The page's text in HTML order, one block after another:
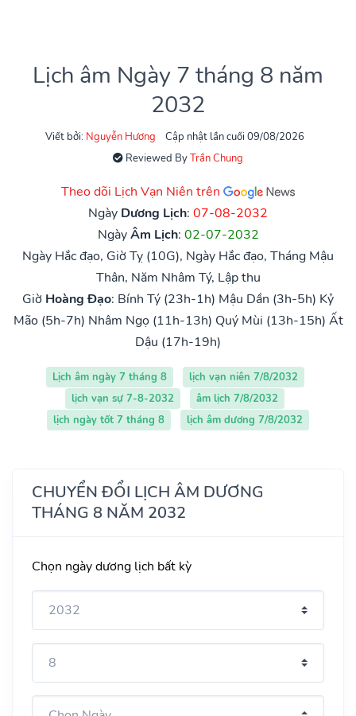
Lịch âm Ngày 7 tháng 8 năm
2032
Viết bởi: Nguyễn Hương
Cập nhật lần cuối 09/08/2026
Reviewed ByTrần Chung
Theo dõi Lịch Vạn Niên trên
Ngày Dương Lịch: 07-08-2032
NgàyÂm Lịch: 02-07-2032
Ngày Hắc đạo, Giờ Tỵ (10G), Ngày Hắc đạo, Tháng Mậu
Thân, Năm Nhâm Tý, Lập thu
Giờ Hoàng Đạo: Bính Tý (23h-1h) Mậu Dần (3h-5h) Kỷ
Mão (5h-7h) Nhâm Ngọ (11h-13h) Quý Mùi (13h-15h) Ất
Dậu (17h-19h)
Lịch âm ngày 7 tháng 8
lịch vạn niên 7/8/2032
lịch vạn sự 7-8-2032
âm lịch 7/8/2032
lịch ngày tốt 7 tháng 8
lịch âm dương 7/8/2032
CHUYỂN ĐỔI LỊCH ÂM DƯƠNG
THÁNG 8 NĂM 2032
Chọn ngày dương lịch bất kỳ